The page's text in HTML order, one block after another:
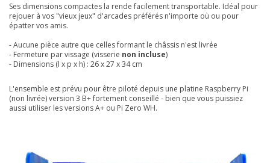
Ses dimensions compactes la rende facilement transportable. Idéal pour
rejouer à vos "vieux jeux" d'arcades préférés n'importe où ou pour
épatter vos amis.
- Aucune pièce autre que celles formant le châssis n'est livrée
- Fermeture par vissage (visserie non incluse)
- Dimensions (l x p x h) : 26 x 27 x 34 cm
L'ensemble est prévu pour être piloté depuis une platine Raspberry Pi
(non livrée) version 3 B+ fortement conseillé - bien que vous puissiez
aussi utiliser les versions A+ ou Pi Zero WH.